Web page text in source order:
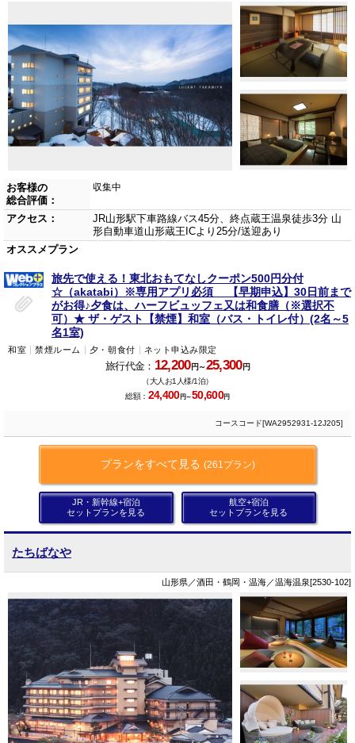
お客様の
総合評価：
収集中
アクセス：
JR山形駅下車路線バス45分、終点蔵王温泉徒歩3分 山
形自動車道山形蔵王ICより25分/送迎あり
オススメプラン
旅先で使える！東北おもてなしクーポン500円分付
☆（akatabi）※専用アプリ必須 【早期申込】30日前まで
がお得♪夕食は、ハーフビュッフェ又は和食膳（※選択不
可）★ ザ・ゲスト【禁煙】和室（バス・トイレ付）(2名～5
名1室)
和室 禁煙ルーム 夕・朝食付 ネット申込み限定
旅行代金： 12,200円～25,300円
（大人お1人様/1泊）
総額： 24,400円～50,600円
コースコード[WA2952931-12J205]
プランをすべて見る (261プラン)
JR・新幹線+宿泊
セットプランを見る
航空+宿泊
セットプランを見る
たちばなや
山形県／酒田・鶴岡・温海／温海温泉[2530-102]